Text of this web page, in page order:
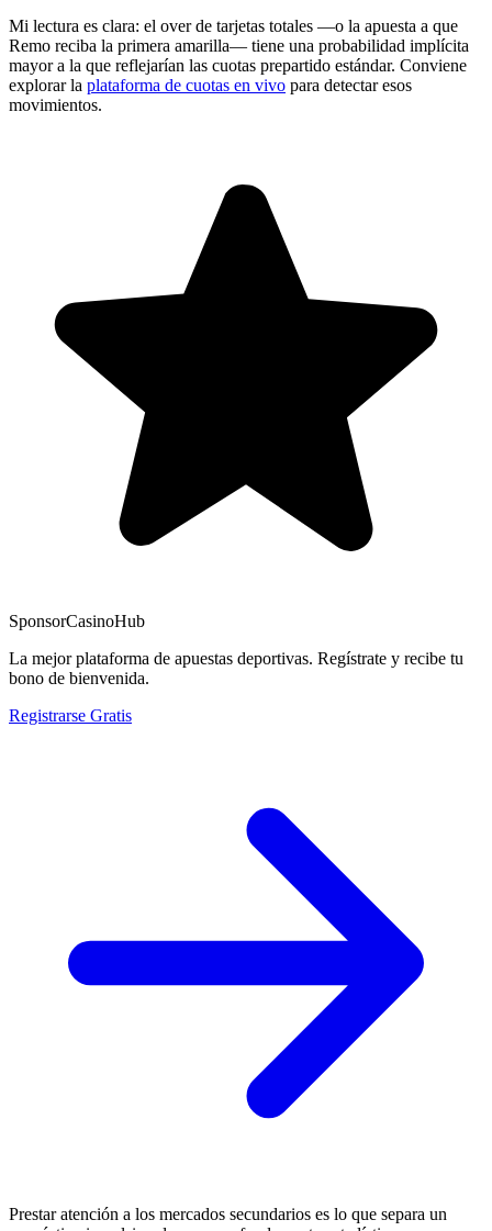
Mi lectura es clara: el over de tarjetas totales —o la apuesta a que
Remo reciba la primera amarilla— tiene una probabilidad implícita
mayor a la que reflejarían las cuotas prepartido estándar. Conviene
explorar la plataforma de cuotas en vivo para detectar esos
movimientos.
SponsorCasinoHub
La mejor plataforma de apuestas deportivas. Regístrate y recibe tu
bono de bienvenida.
Registrarse Gratis
Prestar atención a los mercados secundarios es lo que separa un